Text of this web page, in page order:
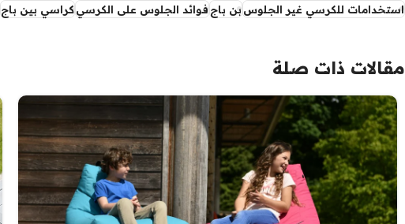
استخدامات للكرسي غير الجلوسبن باجفوائد الجلوس على الكرسيكراسي بين باج
مقالات ذات صلة